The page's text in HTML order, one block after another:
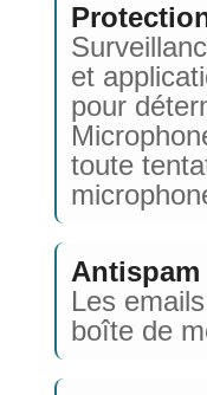
et
pour
toute
Antispam
Les
boîte de